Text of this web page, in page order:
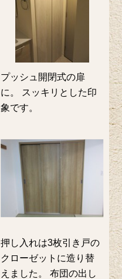
プッシュ開閉式の扉
に。 スッキリとした印
象です。
押し入れは3枚引き戸の
クローゼットに造り替
えました。 布団の出し